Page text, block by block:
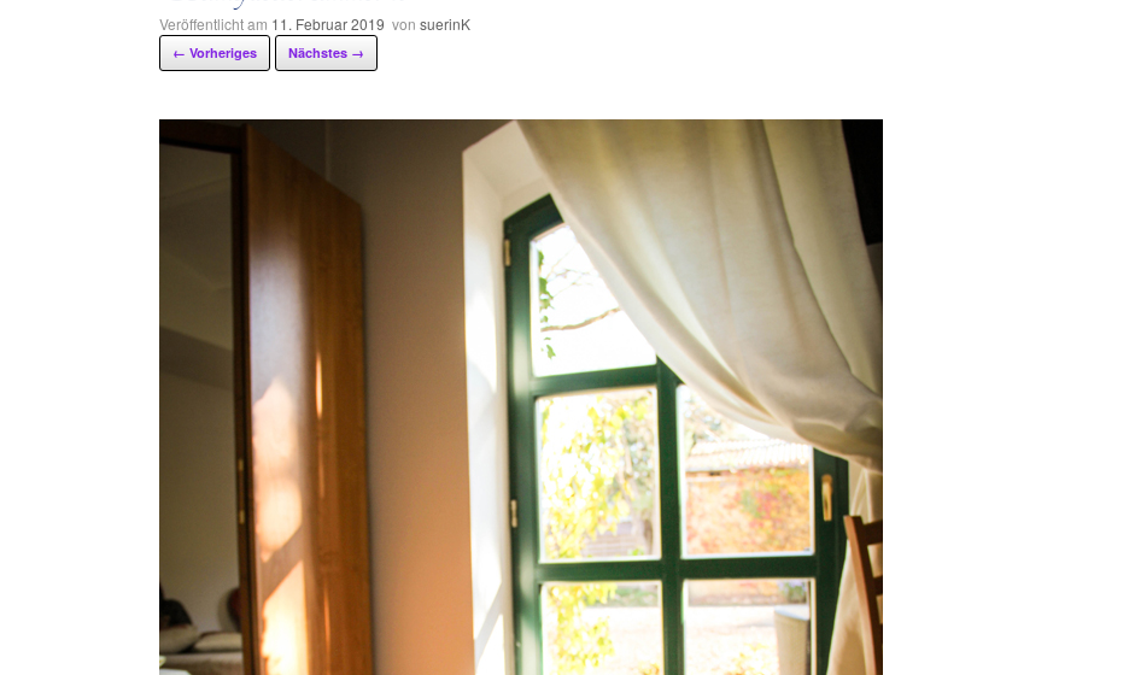
Veröffentlicht am 11. Februar 2019 von suerinK
← Vorheriges Nächstes →